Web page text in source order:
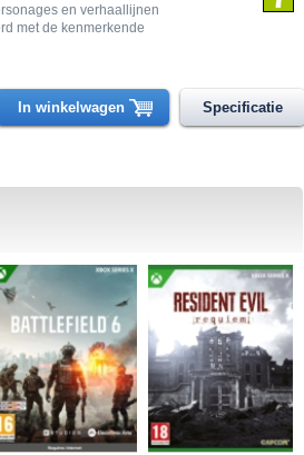
en verhaallijnen
met de kenmerkende
Specificatie
In winkelwagen